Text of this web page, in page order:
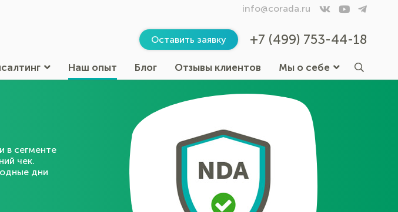
info@corada.ru
Оставить заявку +7 (499) 753-44-18
Наш опыт Блог Отзывы клиентов Мы о себе
в сегменте
чек.
дни